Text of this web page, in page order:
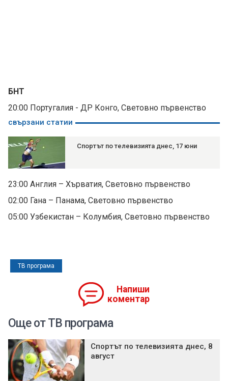
БНТ
20:00 Португалия - ДР Конго, Световно първенство
свързани статии
Спортът по телевизията днес, 17 юни
23:00 Англия – Хърватия, Световно първенство
02:00 Гана – Панама, Световно първенство
05:00 Узбекистан – Колумбия, Световно първенство
ТВ програма
Напиши
коментар
Още от ТВ програма
Спортът по телевизията днес, 8
август